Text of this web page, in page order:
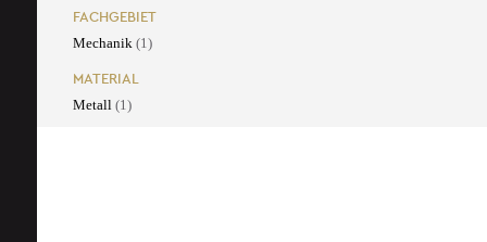
FACHGEBIET
Mechanik (1)
MATERIAL
Metall (1)